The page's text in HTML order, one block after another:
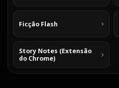
Ficção Flash
Story Notes (Extensão
do Chrome)